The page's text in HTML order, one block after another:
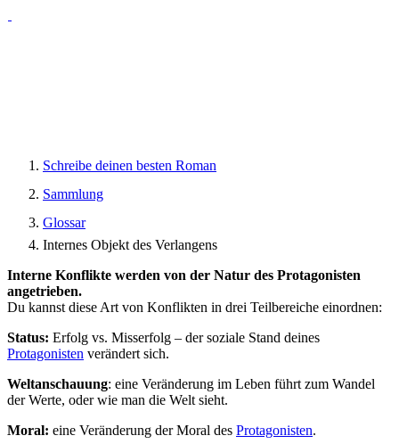
Was braucht dein Protagonist?
Schreibe deinen besten Roman
Sammlung
Glossar
Internes Objekt des Verlangens
Interne Konflikte werden von der Natur des Protagonisten
angetrieben.
Du kannst diese Art von Konflikten in drei Teilbereiche einordnen:
Status: Erfolg vs. Misserfolg – der soziale Stand deines
Protagonisten verändert sich.
Weltanschauung: eine Veränderung im Leben führt zum Wandel
der Werte, oder wie man die Welt sieht.
Moral: eine Veränderung der Moral des Protagonisten.